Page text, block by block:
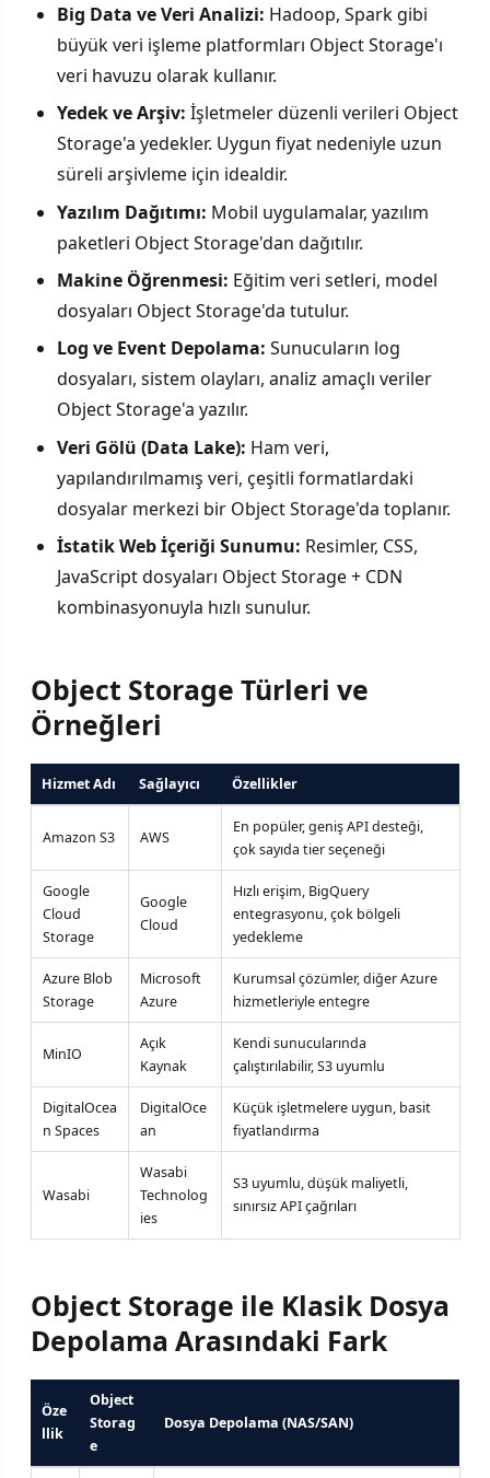
Big Data ve Veri Analizi: Hadoop, Spark gibi
büyük veri işleme platformları Object Storage'ı
veri havuzu olarak kullanır.
Yedek ve Arşiv: İşletmeler düzenli verileri Object
Storage'a yedekler. Uygun fiyat nedeniyle uzun
süreli arşivleme için idealdir.
Yazılım Dağıtımı: Mobil uygulamalar, yazılım
paketleri Object Storage'dan dağıtılır.
Makine Öğrenmesi: Eğitim veri setleri, model
dosyaları Object Storage'da tutulur.
Log ve Event Depolama: Sunucuların log
dosyaları, sistem olayları, analiz amaçlı veriler
Object Storage'a yazılır.
Veri Gölü (Data Lake): Ham veri,
yapılandırılmamış veri, çeşitli formatlardaki
dosyalar merkezi bir Object Storage'da toplanır.
İstatik Web İçeriği Sunumu: Resimler, CSS,
JavaScript dosyaları Object Storage + CDN
kombinasyonuyla hızlı sunulur.
Object Storage Türleri ve
Örneğleri
Hizmet Adı Sağlayıcı Özellikler
Amazon S3 AWS
En popüler, geniş API desteği,
çok sayıda tier seçeneği
Google
Cloud
Storage
Google
Cloud
Hızlı erişim, BigQuery
entegrasyonu, çok bölgeli
yedekleme
Azure Blob
Storage
Microsoft
Azure
Kurumsal çözümler, diğer Azure
hizmetleriyle entegre
MinIO
Açık
Kaynak
Kendi sunucularında
çalıştırılabilir, S3 uyumlu
DigitalOcea
n Spaces
DigitalOce
an
Küçük işletmelere uygun, basit
fiyatlandırma
Wasabi
Wasabi
Technolog
ies
S3 uyumlu, düşük maliyetli,
sınırsız API çağrıları
Object Storage ile Klasik Dosya
Depolama Arasındaki Fark
Öze
llik
Object
Storag
e
Dosya Depolama (NAS/SAN)